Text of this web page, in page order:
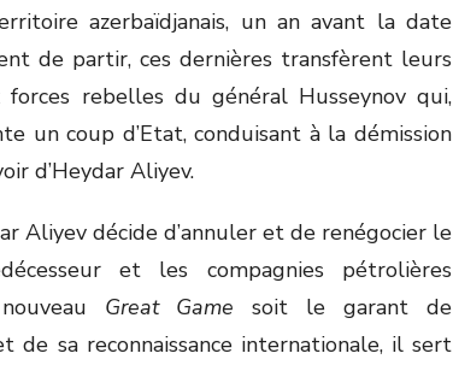
azerbaïdjanais, un an avant la date
de partir, ces dernières transfèrent leurs
rebelles du général Husseynov qui,
un coup d’Etat, conduisant à la démission
d’Heydar Aliyev.
Aliyev décide d’annuler et de renégocier le
et les compagnies pétrolières
Great Game soit le garant de
de sa reconnaissance internationale, il sert